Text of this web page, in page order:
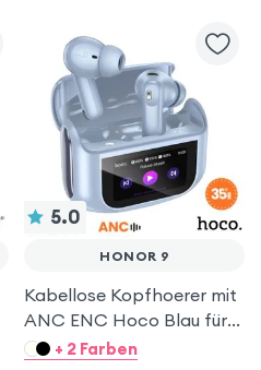
5.0
HONOR 9
Kabellose Kopfhoerer mit
ANC ENC Hoco Blau für
Honor 9
+ 2 Farben